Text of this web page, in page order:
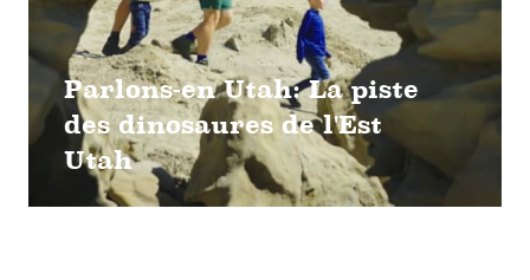
Parlons-en Utah: La piste
des dinosaures de l'Est
Utah